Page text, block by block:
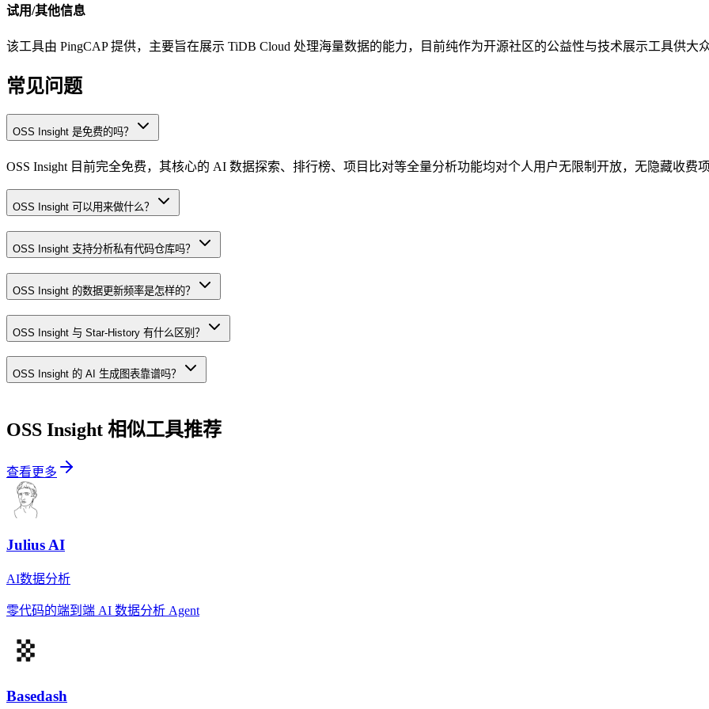
试用/其他信息
该工具由 PingCAP 提供，主要旨在展示 TiDB Cloud 处理海量数据的能力，目前纯作为开源社区的公益性与技术展示工具供大
常见问题
OSS Insight 是免费的吗？
OSS Insight 目前完全免费，其核心的 AI 数据探索、排行榜、项目比对等全量分析功能均对个人用户无限制开放，无隐藏收费项
OSS Insight 可以用来做什么？
OSS Insight 支持分析私有代码仓库吗？
OSS Insight 的数据更新频率是怎样的？
OSS Insight 与 Star-History 有什么区别？
OSS Insight 的 AI 生成图表靠谱吗？
OSS Insight 相似工具推荐
查看更多
Julius AI
AI数据分析
零代码的端到端 AI 数据分析 Agent
Basedash